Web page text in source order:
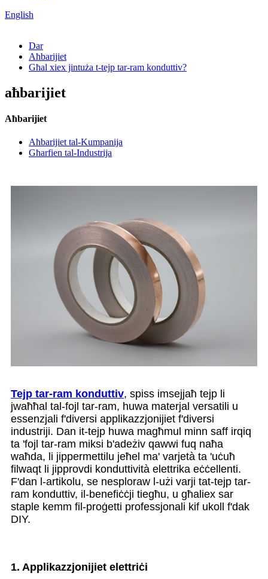
English
Dar
Aħbarijiet
Għal xiex jintuża t-tejp tar-ram konduttiv?
aħbarijiet
Aħbarijiet
Aħbarijiet tal-Kumpanija
Għarfien tal-Industrija
Tejp tar-ram konduttiv, spiss imsejjaħ tejp li
jwaħħal tal-fojl tar-ram, huwa materjal versatili u
essenzjali f'diversi applikazzjonijiet f'diversi
industriji. Dan it-tejp huwa magħmul minn saff irqiq
ta 'fojl tar-ram miksi b'adeżiv qawwi fuq naħa
waħda, li jippermettilu jeħel ma' varjetà ta 'uċuħ
filwaqt li jipprovdi konduttività elettrika eċċellenti.
F'dan l-artikolu, se nesploraw l-użi varji tat-tejp tar-
ram konduttiv, il-benefiċċji tiegħu, u għaliex sar
staple kemm fil-proġetti professjonali kif ukoll f'dak
DIY.
1. Applikazzjonijiet elettriċi